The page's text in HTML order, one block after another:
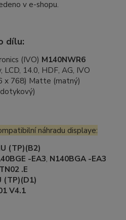
v e-shopu.
dílu:
(IVO) M140NWR6
LCD, 14.0, HDF, AG, IVO
x 768) Matte (matný)
náhradu displaye:
(TP)(B2)
-EA3, N140BGA -EA3
.E
(TP)(D1)
V4.1